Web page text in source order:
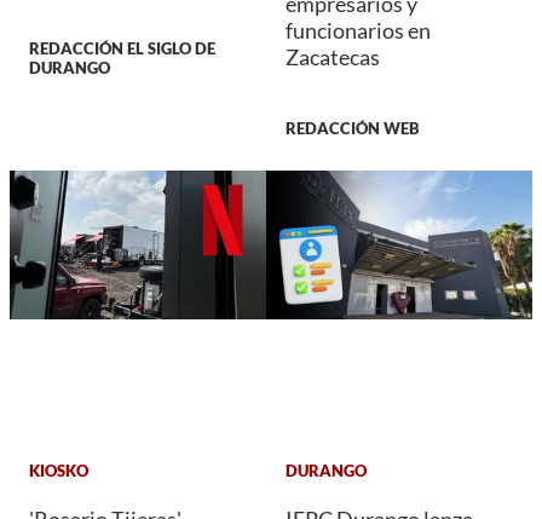
REDACCIÓN EL SIGLO DE
DURANGO
funcionarios en
Zacatecas
REDACCIÓN WEB
KIOSKO DURANGO